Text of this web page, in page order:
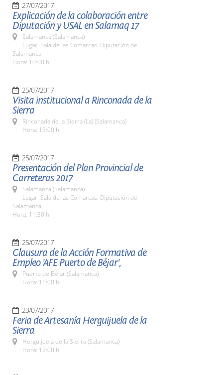
27/07/2017
Explicación de la colaboración entre
Diputación y USAL en Salamaq 17
Salamanca (Salamanca)
Lugar: Sala de las Comarcas. Diputación de
Salamanca
Hora: 10:00 h.
25/07/2017
Visita institucional a Rinconada de la
Sierra
Rinconada de la Sierra (La) (Salamanca)
Hora: 13:00 h.
25/07/2017
Presentación del Plan Provincial de
Carreteras 2017
Salamanca (Salamanca)
Lugar: Sala de las Comarcas. Diputación de
Salamanca
Hora: 11:30 h.
25/07/2017
Clausura de la Acción Formativa de
Empleo 'AFE Puerto de Béjar',
Puerto de Béjar (Salamanca)
Hora: 11:00 h.
23/07/2017
Feria de Artesanía Herguijuela de la
Sierra
Herguijuela de la Sierra (Salamanca)
Hora: 12:00 h.